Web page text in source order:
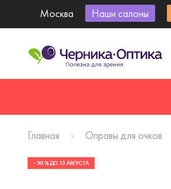
Москва Наши салоны
Главная Оправы для очков
- 30 % ДО 15 АВГУСТА